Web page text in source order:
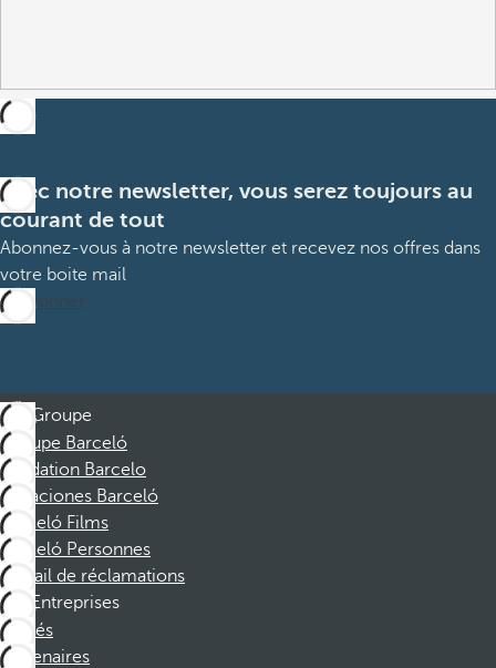
Avec notre newsletter, vous serez toujours au
courant de tout
Abonnez-vous à notre newsletter et recevez nos offres dans
votre boite mail
M’abonner
Groupe
Groupe Barceló
Fondation Barcelo
Vacaciones Barceló
Barceló Films
Barceló Personnes
Portail de réclamations
Entreprises
Affiliés
Partenaires